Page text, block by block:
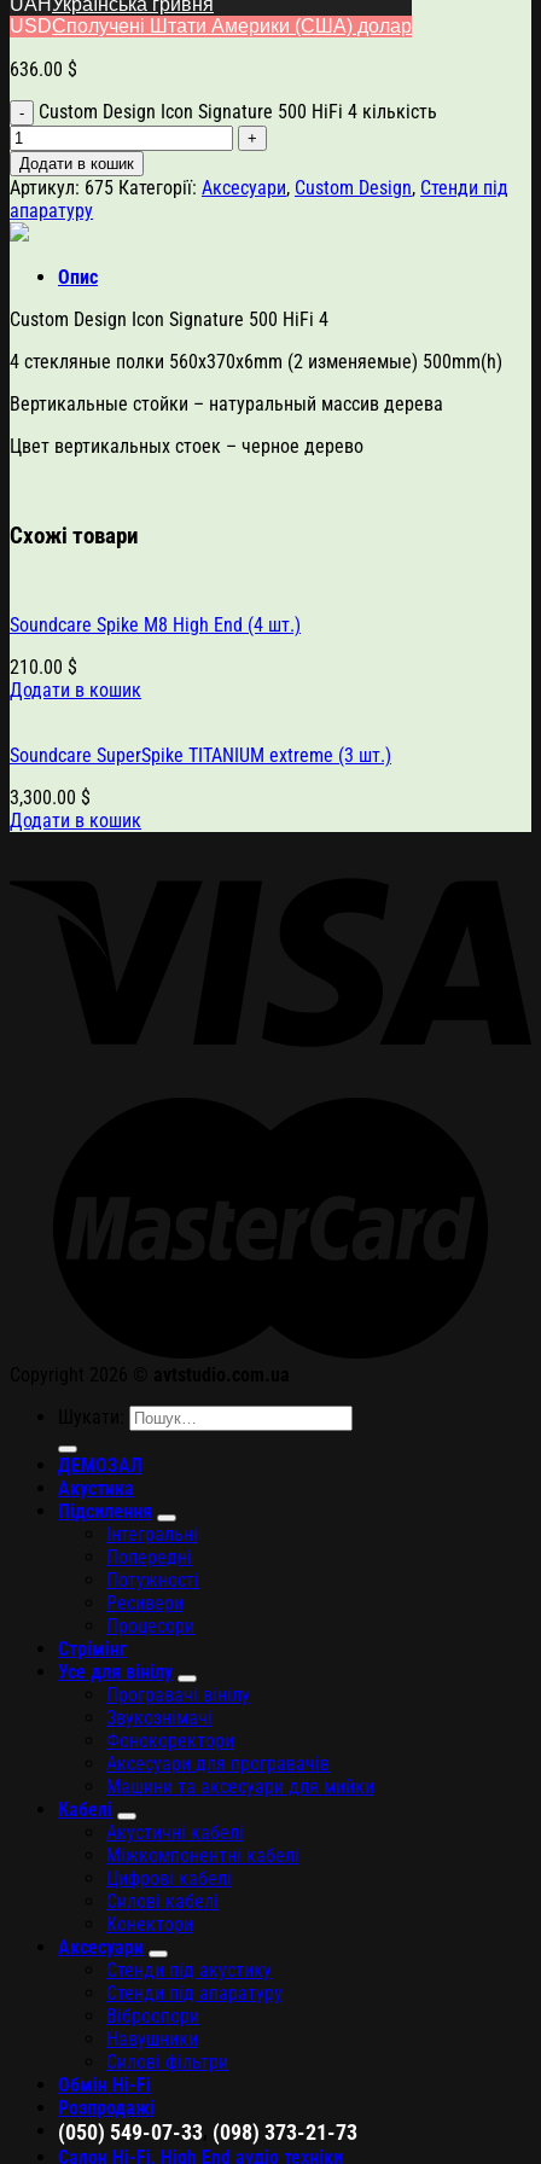
636.00 $
Custom Design Icon Signature 500 HiFi 4 кількість
Додати в кошик
Артикул: 675 Категорії: Аксесуари, Custom Design, Стенди під
апаратуру
Опис
Custom Design Icon Signature 500 HiFi 4
4 стекляные полки 560x370x6mm (2 изменяемые) 500mm(h)
Вертикальные стойки – натуральный массив дерева
Цвет вертикальных стоек – черное дерево
Схожі товари
Soundcare Spike M8 High End (4 шт.)
210.00 $
Додати в кошик
Soundcare SuperSpike TITANIUM extreme (3 шт.)
3,300.00 $
Додати в кошик
ДЕМОЗАЛ
Акустика
Підсилення
Інтегральні
Попередні
Потужності
Ресивери
Процесори
Стрімінг
Усе для вінілу
Програвачі вінілу
Звукознімачі
Фонокоректори
Аксесуари для програвачів
Машини та аксесуари для мийки
Кабелі
Акустичні кабелі
Міжкомпонентні кабелі
Цифрові кабелі
Силові кабелі
Конектори
Аксесуари
Стенди під акустику
Стенди під апаратуру
Віброопори
Навушники
Силові фільтри
Обмін Hi-Fi
Розпродажі
(050) 549-07-33 (098) 373-21-73
Салон Hi-Fi, High End аудіо техніки
UAHУкраїнська гривня
USDСполучені Штати Америки (США) долар